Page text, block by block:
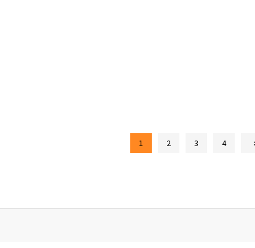
1 2 3 4